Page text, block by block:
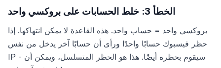
الخطأ 3: خلط الحسابات على بروكسي واحد
بروكسي واحد = حساب واحد. هذه القاعدة لا يمكن انتهاكها. إذا
حظر فيسبوك حسابًا واحدًا ورأى أن حسابًا آخر يدخل من نفس
IP - سيقوم بحظره أيضًا. هذا هو الحظر المتسلسل، ويمكن أن